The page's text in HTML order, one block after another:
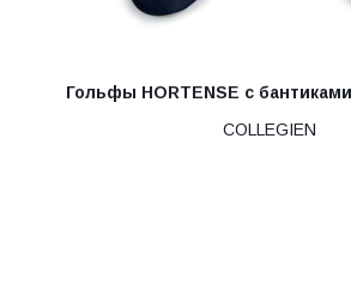
Гольфы HORTENSE с
COLLEGIEN